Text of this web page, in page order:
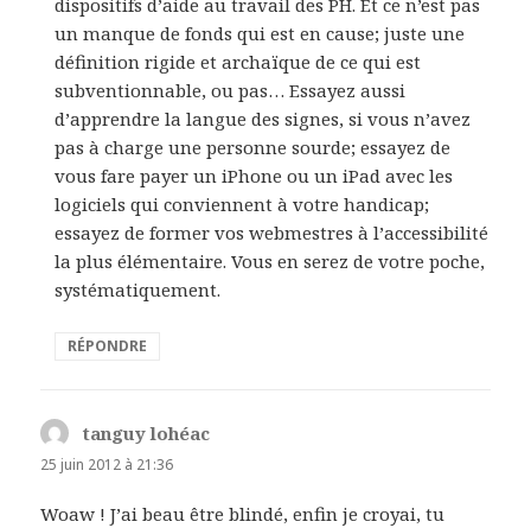
dispositifs d’aide au travail des PH. Et ce n’est pas
un manque de fonds qui est en cause; juste une
définition rigide et archaïque de ce qui est
subventionnable, ou pas… Essayez aussi
d’apprendre la langue des signes, si vous n’avez
pas à charge une personne sourde; essayez de
vous fare payer un iPhone ou un iPad avec les
logiciels qui conviennent à votre handicap;
essayez de former vos webmestres à l’accessibilité
la plus élémentaire. Vous en serez de votre poche,
systématiquement.
RÉPONDRE
tanguy lohéac
25 juin 2012 à 21:36
Woaw ! J’ai beau être blindé, enfin je croyai, tu